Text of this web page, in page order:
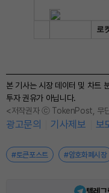
본 기사는 시장 데이터 및 차트
투자 권유가 아닙니다.
<저작권자 ⓒ TokenPost, 무
광고문의 기사제보 보
#토큰포스트 #암호화폐시장
텔레그